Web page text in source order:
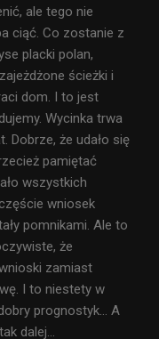
ale tego nie
ciąć. Co zostanie z
placki polan,
ścieżki i
dom. I to jest
Wycinka trwa
Dobrze, że udało się
pamiętać
wszystkich
wniosek
pomnikami. Ale to
że
zamiast
I to niestety w
prognostyk… A
dalej…